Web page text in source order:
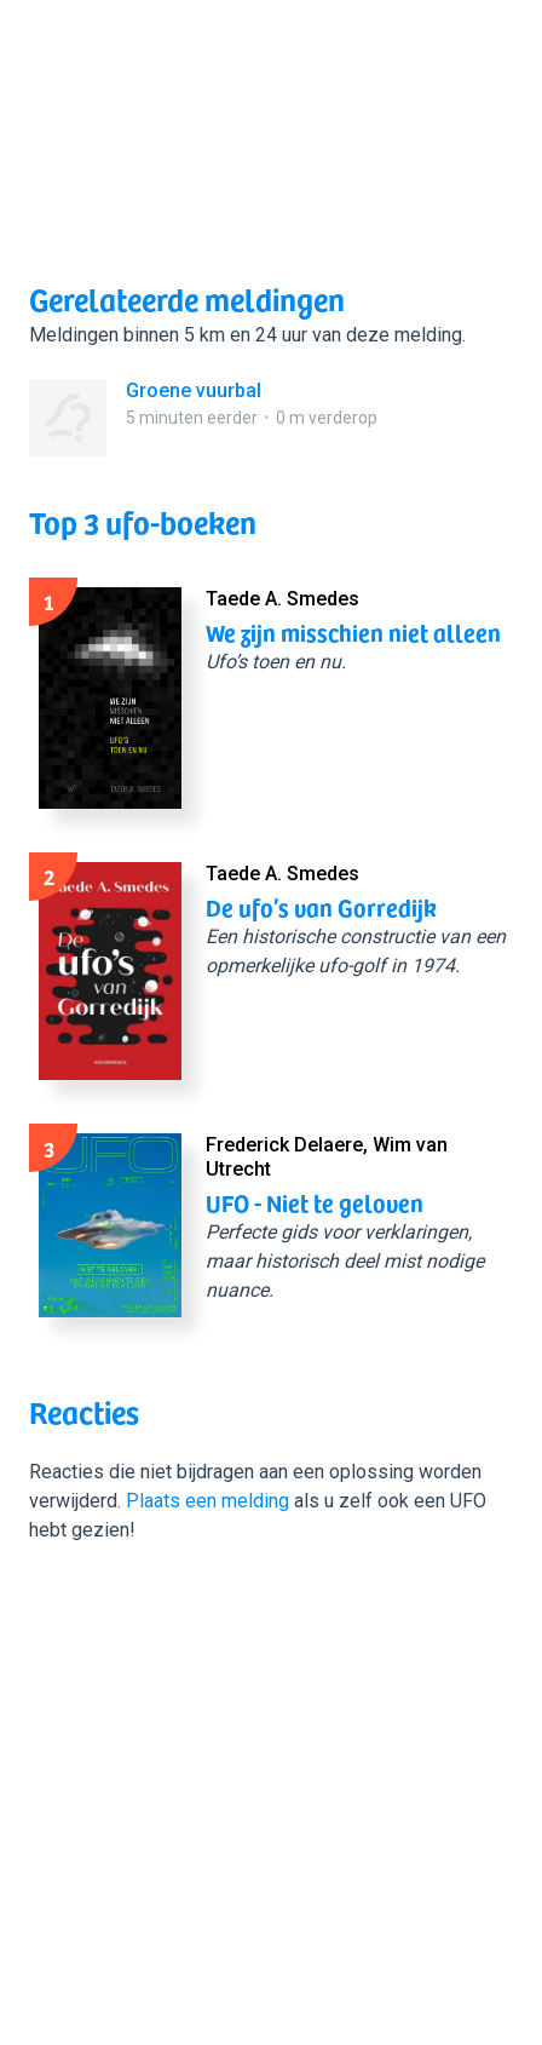
Gerelateerde meldingen
Meldingen binnen 5 km en 24 uur van deze melding.
Groene vuurbal
5 minuten eerder 0 m verderop
Top 3 ufo-boeken
1 Taede A. Smedes
We zijn misschien niet alleen
Ufo’s toen en nu.
2 Taede A. Smedes
De ufo’s van Gorredijk
Een historische constructie van een
opmerkelijke ufo-golf in 1974.
3
Frederick Delaere, Wim van
Utrecht
UFO - Niet te geloven
Perfecte gids voor verklaringen,
maar historisch deel mist nodige
nuance.
Reacties
Reacties die niet bijdragen aan een oplossing worden
verwijderd. Plaats een melding als u zelf ook een UFO
hebt gezien!